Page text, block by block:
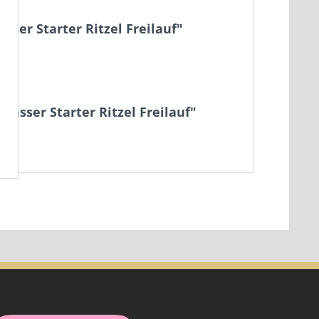
Starter Ritzel Freilauf"
Starter Ritzel Freilauf"